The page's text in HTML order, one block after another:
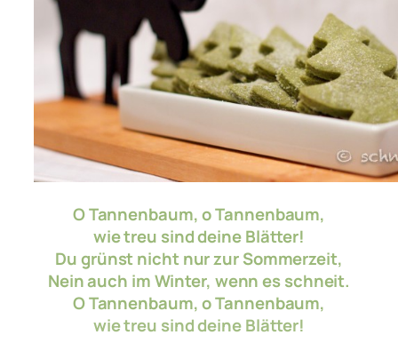
O Tannenbaum, o Tannenbaum,
wie treu sind deine Blätter!
Du grünst nicht nur zur Sommerzeit,
Nein auch im Winter, wenn es schneit.
O Tannenbaum, o Tannenbaum,
wie treu sind deine Blätter!